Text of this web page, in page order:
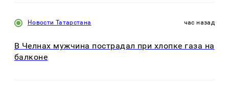
Новости Татарстана час назад
В Челнах мужчина пострадал при хлопке газа на
балконе